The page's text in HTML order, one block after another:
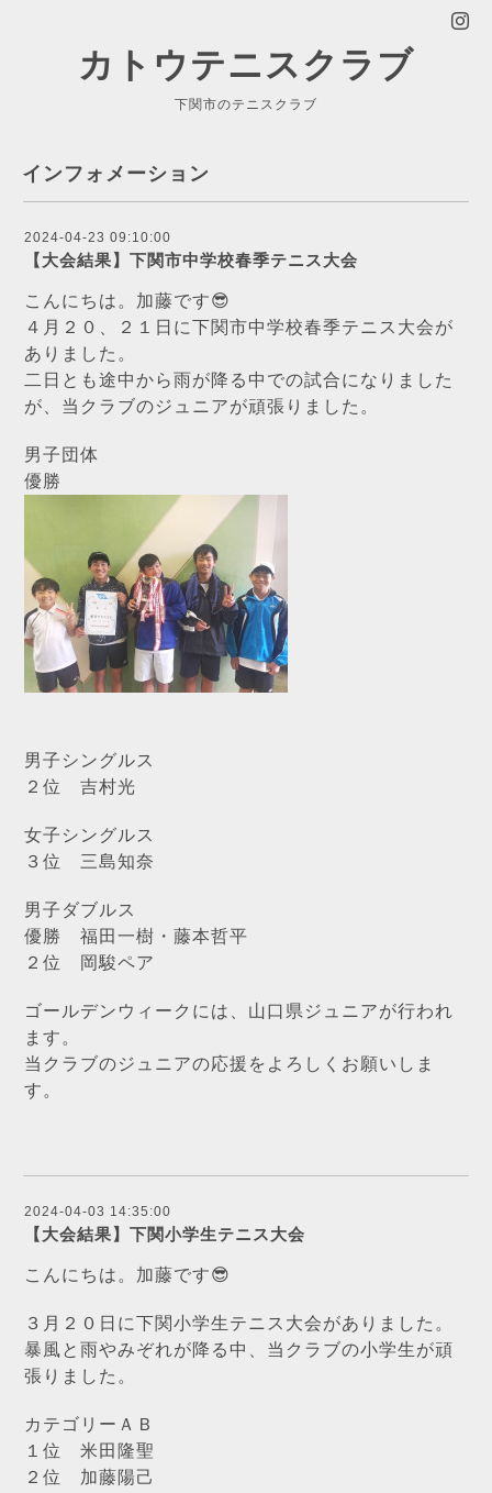
カトウテニスクラブ
下関市のテニスクラブ
インフォメーション
2024-04-23 09:10:00
【大会結果】下関市中学校春季テニス大会
こんにちは。加藤です😎
４月２０、２１日に下関市中学校春季テニス大会が
ありました。
二日とも途中から雨が降る中での試合になりました
が、当クラブのジュニアが頑張りました。
男子団体
優勝
男子シングルス
２位 吉村光
女子シングルス
３位 三島知奈
男子ダブルス
優勝 福田一樹・藤本哲平
２位 岡駿ペア
ゴールデンウィークには、山口県ジュニアが行われ
ます。
当クラブのジュニアの応援をよろしくお願いしま
す。
2024-04-03 14:35:00
【大会結果】下関小学生テニス大会
こんにちは。加藤です😎
３月２０日に下関小学生テニス大会がありました。
暴風と雨やみぞれが降る中、当クラブの小学生が頑
張りました。
カテゴリーＡＢ
１位 米田隆聖
２位 加藤陽己